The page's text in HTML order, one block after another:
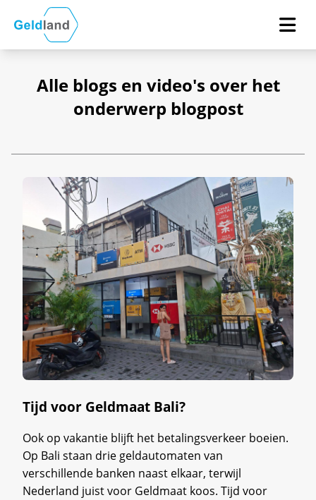
Alle blogs en video's over het
onderwerp blogpost
Tijd voor Geldmaat Bali?
Ook op vakantie blijft het betalingsverkeer boeien.
Op Bali staan drie geldautomaten van
verschillende banken naast elkaar, terwijl
Nederland juist voor Geldmaat koos. Tijd voor